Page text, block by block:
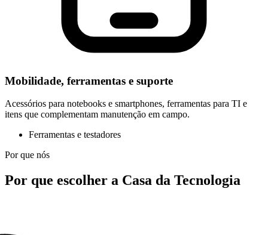
Mobilidade, ferramentas e suporte
Acessórios para notebooks e smartphones, ferramentas para TI e
itens que complementam manutenção em campo.
Ferramentas e testadores
Por que nós
Por que escolher a Casa da Tecnologia